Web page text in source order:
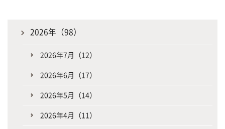
2026年（98）
2026年7月（12）
2026年6月（17）
2026年5月（14）
2026年4月（11）